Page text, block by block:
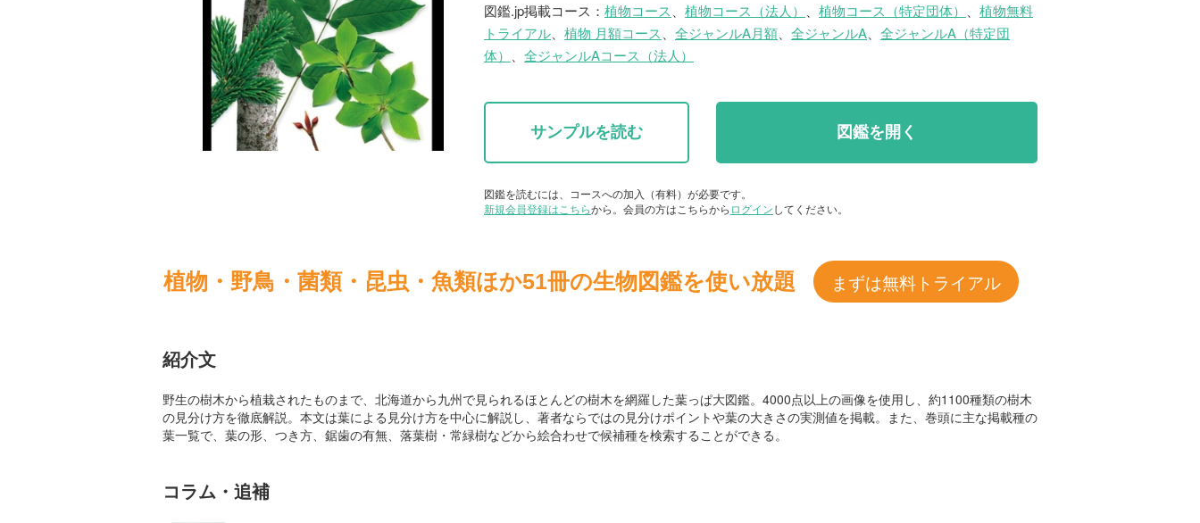
図鑑.jp掲載コース： 植物コース 植物コース（法人） 植物コース（特定団体）
植物無料
トライアル
植物 月額コース 全ジャンルA月額 全ジャンルA
全ジャンルA（特定団
体）
全ジャンルAコース（法人）
サンプルを読む 図鑑を開く
図鑑を読むには、コースへの加入（有料）が必要です。
新規会員登録はこちらから。会員の方はこちらから ログインしてください。
植物・野鳥・菌類・昆虫・魚類ほか51冊の生物図鑑を使い放題 まずは無料トライアル
紹介文
野生の樹木から植栽されたものまで、北海道から九州で見られるほとんどの樹木を網羅した葉っぱ大図鑑。4000点以上の画像を使用し、約1100種類の樹木
の見分け方を徹底解説。本文は葉による見分け方を中心に解説し、著者ならではの見分けポイントや葉の大きさの実測値を掲載。また、巻頭に主な掲載種の
葉一覧で、葉の形、つき方、鋸歯の有無、落葉樹・常緑樹などから絵合わせで候補種を検索することができる。
コラム・追補